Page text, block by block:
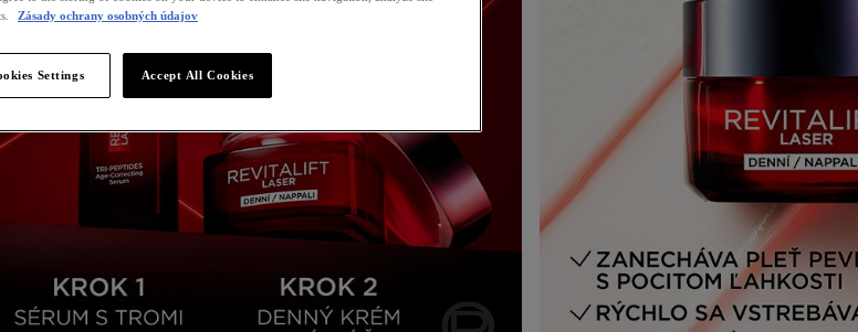
Zásady ochrany osobných údajov
Settings Accept All Cookies